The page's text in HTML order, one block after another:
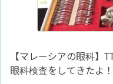
【マレーシアの眼科】
眼科検査をしてきたよ！